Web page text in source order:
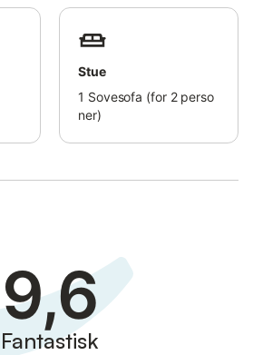
Stue
1 Sovesofa (for 2 perso
ner)
9,6
Fantastisk